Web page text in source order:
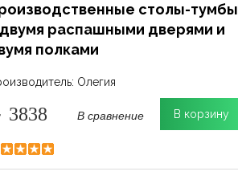
столы-тумбы
распашными дверями и
полками
Олегия
3838 В корзину
В сравнение